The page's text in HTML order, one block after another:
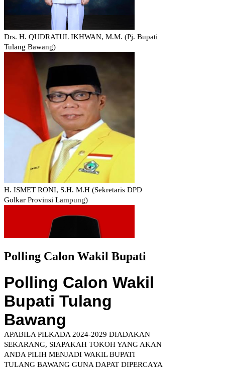
Polling Calon Wakil Bupati